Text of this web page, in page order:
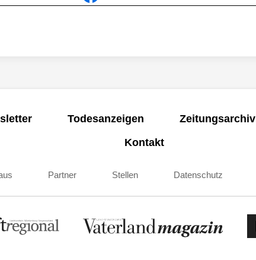
Todesanzeigen Zeitungsarchiv
Kontakt
Partner Stellen Datenschutz